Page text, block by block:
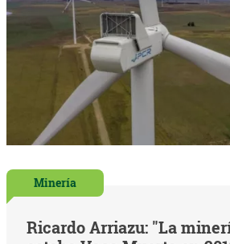
Minería
Ricardo Arriazu: "La